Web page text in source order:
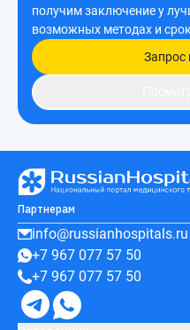
получим заключение у
возможных методах и
Запрос
Партнерам
info@russianhospitals.ru
+7 967 077 57 50
+7 967 077 57 50